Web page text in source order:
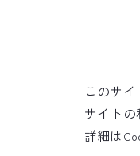
このサイ
サイト
詳細は